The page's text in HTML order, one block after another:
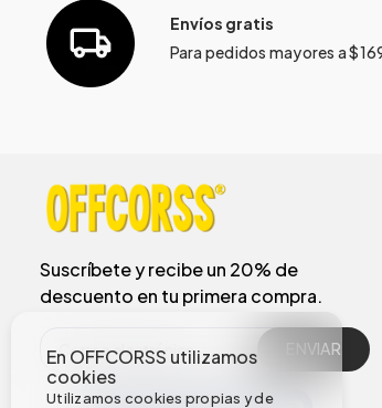
En OFFCORSS utilizamos
cookies
Utilizamos cookies propias y de
Envíos gratis
Para pedidos mayores a
Suscríbete y recibe un 20% de
descuento en tu primera compra.
ENVIAR